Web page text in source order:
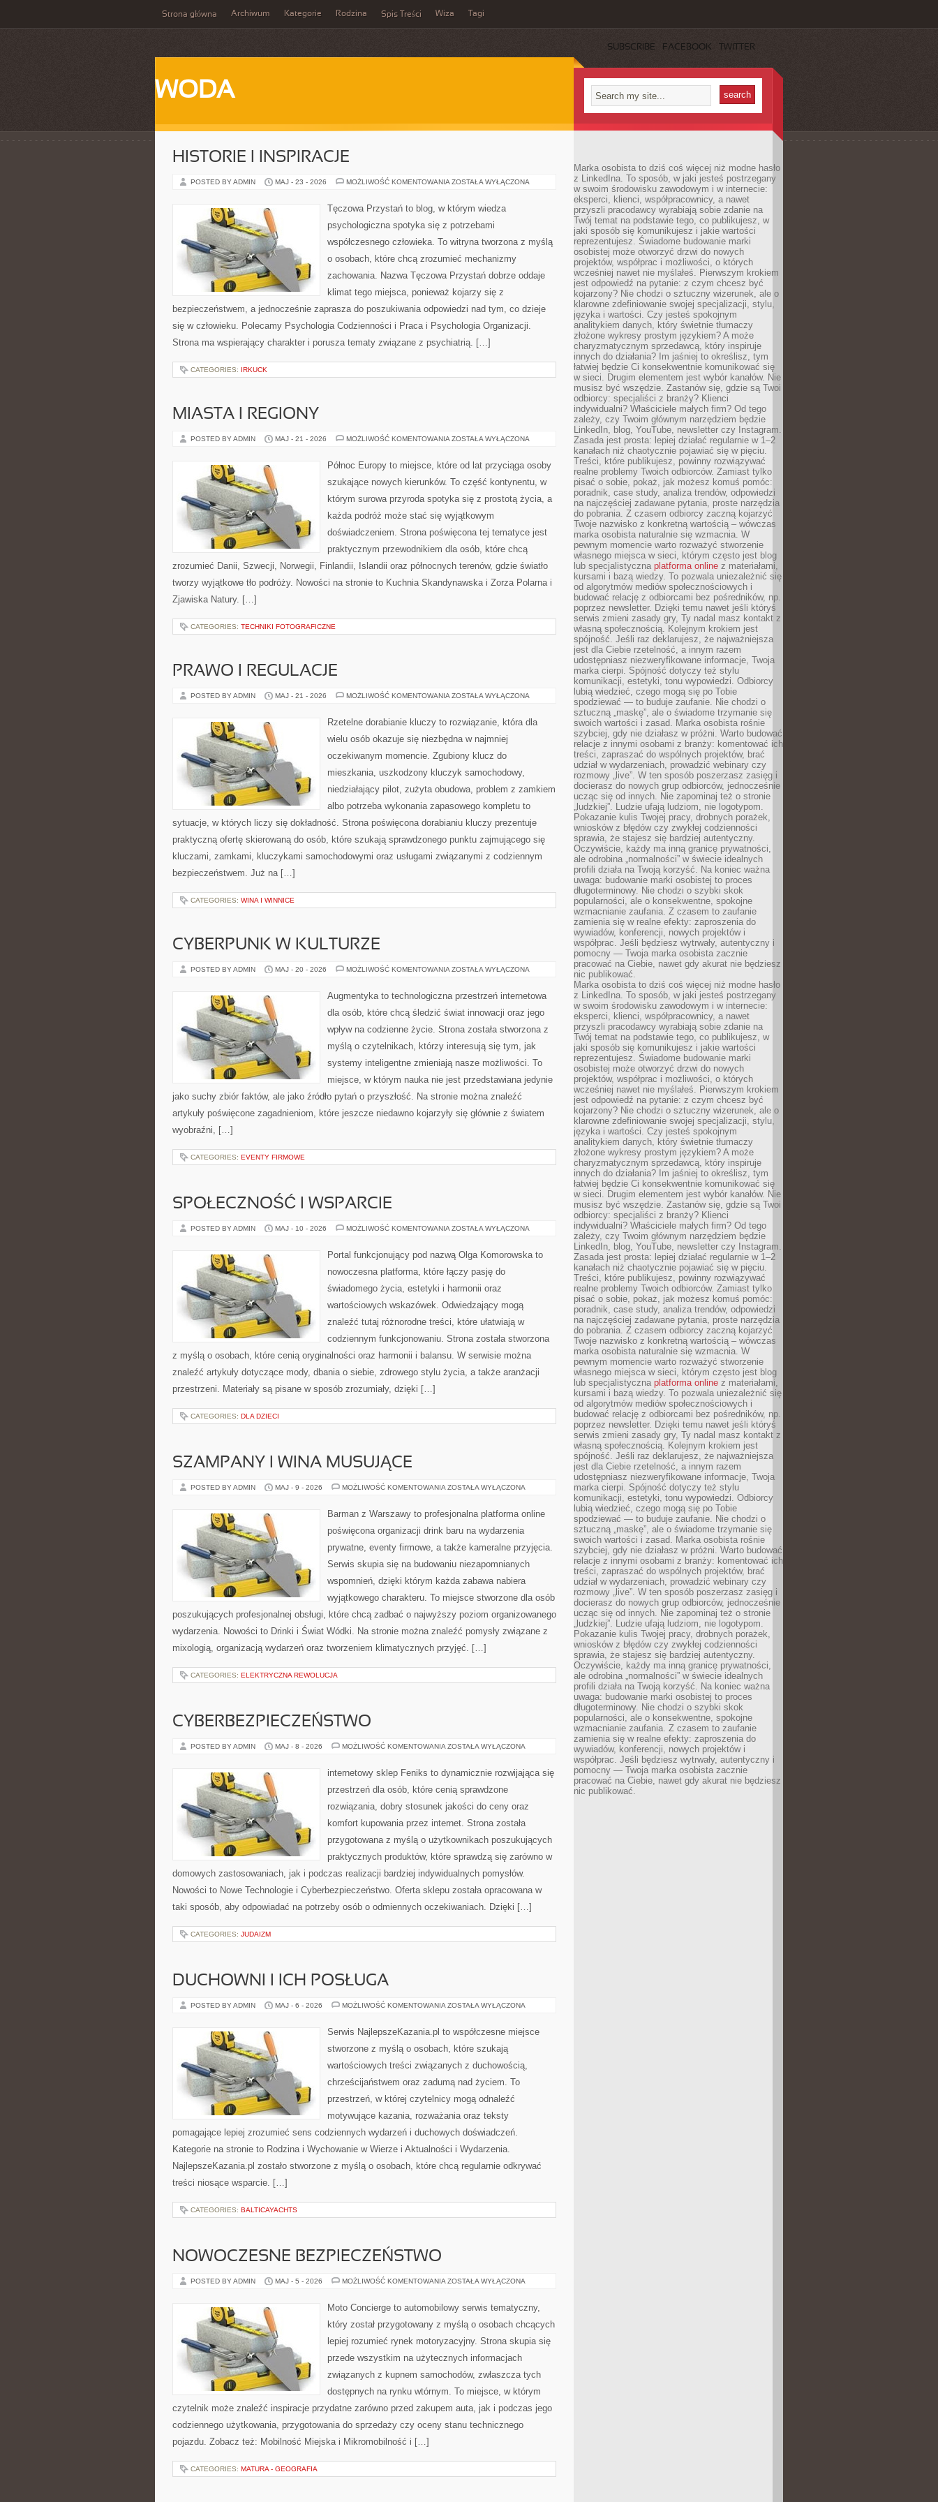
Strona główna Archiwum Kategorie Rodzina Spis Treści Wiza Tagi
SUBSCRIBE FACEBOOK TWITTER
WODA
HISTORIE I INSPIRACJE
POSTED BY ADMIN MAJ - 23 - 2026 MOŻLIWOŚĆ KOMENTOWANIA HISTORIE
ZOSTAŁA WYŁĄCZONA
Tęczowa Przystań to blog, w którym wiedza
psychologiczna spotyka się z potrzebami
współczesnego człowieka. To witryna tworzona z myślą
o osobach, które chcą zrozumieć mechanizmy
zachowania. Nazwa Tęczowa Przystań dobrze oddaje
klimat tego miejsca, ponieważ kojarzy się z
bezpieczeństwem, a jednocześnie zaprasza do poszukiwania odpowiedzi nad tym, co dzieje
się w człowieku. Polecamy Psychologia Codzienności i Praca i Psychologia Organizacji.
Strona ma wspierający charakter i porusza tematy związane z psychiatrią. […]
CATEGORIES: IRKUCK
MIASTA I REGIONY
POSTED BY ADMIN MAJ - 21 - 2026 MOŻLIWOŚĆ KOMENTOWANIA MIASTA
ZOSTAŁA WYŁĄCZONA
Północ Europy to miejsce, które od lat przyciąga osoby
szukające nowych kierunków. To część kontynentu, w
którym surowa przyroda spotyka się z prostotą życia, a
każda podróż może stać się wyjątkowym
doświadczeniem. Strona poświęcona tej tematyce jest
praktycznym przewodnikiem dla osób, które chcą
zrozumieć Danii, Szwecji, Norwegii, Finlandii, Islandii oraz północnych terenów, gdzie światło
tworzy wyjątkowe tło podróży. Nowości na stronie to Kuchnia Skandynawska i Zorza Polarna i
Zjawiska Natury. […]
CATEGORIES: TECHNIKI FOTOGRAFICZNE
PRAWO I REGULACJE
POSTED BY ADMIN MAJ - 21 - 2026 MOŻLIWOŚĆ KOMENTOWANIA PRAWO
ZOSTAŁA WYŁĄCZONA
Rzetelne dorabianie kluczy to rozwiązanie, która dla
wielu osób okazuje się niezbędna w najmniej
oczekiwanym momencie. Zgubiony klucz do
mieszkania, uszkodzony kluczyk samochodowy,
niedziałający pilot, zużyta obudowa, problem z zamkiem
albo potrzeba wykonania zapasowego kompletu to
sytuacje, w których liczy się dokładność. Strona poświęcona dorabianiu kluczy prezentuje
praktyczną ofertę skierowaną do osób, które szukają sprawdzonego punktu zajmującego się
kluczami, zamkami, kluczykami samochodowymi oraz usługami związanymi z codziennym
bezpieczeństwem. Już na […]
CATEGORIES: WINA I WINNICE
CYBERPUNK W KULTURZE
POSTED BY ADMIN MAJ - 20 - 2026 MOŻLIWOŚĆ KOMENTOWANIA CYBERPUNK
ZOSTAŁA WYŁĄCZONA
Augmentyka to technologiczna przestrzeń internetowa
dla osób, które chcą śledzić świat innowacji oraz jego
wpływ na codzienne życie. Strona została stworzona z
myślą o czytelnikach, którzy interesują się tym, jak
systemy inteligentne zmieniają nasze możliwości. To
miejsce, w którym nauka nie jest przedstawiana jedynie
jako suchy zbiór faktów, ale jako źródło pytań o przyszłość. Na stronie można znaleźć
artykuły poświęcone zagadnieniom, które jeszcze niedawno kojarzyły się głównie z światem
wyobraźni, […]
CATEGORIES: EVENTY FIRMOWE
SPOŁECZNOŚĆ I WSPARCIE
POSTED BY ADMIN MAJ - 10 - 2026 MOŻLIWOŚĆ KOMENTOWANIA SPOŁECZNOŚĆ
ZOSTAŁA WYŁĄCZONA
Portal funkcjonujący pod nazwą Olga Komorowska to
nowoczesna platforma, które łączy pasję do
świadomego życia, estetyki i harmonii oraz
wartościowych wskazówek. Odwiedzający mogą
znaleźć tutaj różnorodne treści, które ułatwiają w
codziennym funkcjonowaniu. Strona została stworzona
z myślą o osobach, które cenią oryginalności oraz harmonii i balansu. W serwisie można
znaleźć artykuły dotyczące mody, dbania o siebie, zdrowego stylu życia, a także aranżacji
przestrzeni. Materiały są pisane w sposób zrozumiały, dzięki […]
CATEGORIES: DLA DZIECI
SZAMPANY I WINA MUSUJĄCE
POSTED BY ADMIN MAJ - 9 - 2026 MOŻLIWOŚĆ KOMENTOWANIA SZAMPANY
MUSUJĄCE
ZOSTAŁA WYŁĄCZONA
Barman z Warszawy to profesjonalna platforma online
poświęcona organizacji drink baru na wydarzenia
prywatne, eventy firmowe, a także kameralne przyjęcia.
Serwis skupia się na budowaniu niezapomnianych
wspomnień, dzięki którym każda zabawa nabiera
wyjątkowego charakteru. To miejsce stworzone dla osób
poszukujących profesjonalnej obsługi, które chcą zadbać o najwyższy poziom organizowanego
wydarzenia. Nowości to Drinki i Świat Wódki. Na stronie można znaleźć pomysły związane z
mixologią, organizacją wydarzeń oraz tworzeniem klimatycznych przyjęć. […]
CATEGORIES: ELEKTRYCZNA REWOLUCJA
CYBERBEZPIECZEŃSTWO
POSTED BY ADMIN MAJ - 8 - 2026 MOŻLIWOŚĆ KOMENTOWANIA CYBERBEZPIECZEŃSTWO
ZOSTAŁA WYŁĄCZONA
internetowy sklep Feniks to dynamicznie rozwijająca się
przestrzeń dla osób, które cenią sprawdzone
rozwiązania, dobry stosunek jakości do ceny oraz
komfort kupowania przez internet. Strona została
przygotowana z myślą o użytkownikach poszukujących
praktycznych produktów, które sprawdzą się zarówno w
domowych zastosowaniach, jak i podczas realizacji bardziej indywidualnych pomysłów.
Nowości to Nowe Technologie i Cyberbezpieczeństwo. Oferta sklepu została opracowana w
taki sposób, aby odpowiadać na potrzeby osób o odmiennych oczekiwaniach. Dzięki […]
CATEGORIES: JUDAIZM
DUCHOWNI I ICH POSŁUGA
POSTED BY ADMIN MAJ - 6 - 2026 MOŻLIWOŚĆ KOMENTOWANIA DUCHOWNI
POSŁUGA
ZOSTAŁA WYŁĄCZONA
Serwis NajlepszeKazania.pl to współczesne miejsce
stworzone z myślą o osobach, które szukają
wartościowych treści związanych z duchowością,
chrześcijaństwem oraz zadumą nad życiem. To
przestrzeń, w której czytelnicy mogą odnaleźć
motywujące kazania, rozważania oraz teksty
pomagające lepiej zrozumieć sens codziennych wydarzeń i duchowych doświadczeń.
Kategorie na stronie to Rodzina i Wychowanie w Wierze i Aktualności i Wydarzenia.
NajlepszeKazania.pl zostało stworzone z myślą o osobach, które chcą regularnie odkrywać
treści niosące wsparcie. […]
CATEGORIES: BALTICAYACHTS
NOWOCZESNE BEZPIECZEŃSTWO
POSTED BY ADMIN MAJ - 5 - 2026 MOŻLIWOŚĆ KOMENTOWANIA NOWOCZESNE
ZOSTAŁA WYŁĄCZONA
Moto Concierge to automobilowy serwis tematyczny,
który został przygotowany z myślą o osobach chcących
lepiej rozumieć rynek motoryzacyjny. Strona skupia się
przede wszystkim na użytecznych informacjach
związanych z kupnem samochodów, zwłaszcza tych
dostępnych na rynku wtórnym. To miejsce, w którym
czytelnik może znaleźć inspiracje przydatne zarówno przed zakupem auta, jak i podczas jego
codziennego użytkowania, przygotowania do sprzedaży czy oceny stanu technicznego
pojazdu. Zobacz też: Mobilność Miejska i Mikromobilność i […]
CATEGORIES: MATURA - GEOGRAFIA
Marka osobista to dziś coś więcej niż modne hasło
z LinkedIna. To sposób, w jaki jesteś postrzegany
w swoim środowisku zawodowym i w internecie:
eksperci, klienci, współpracownicy, a nawet
przyszli pracodawcy wyrabiają sobie zdanie na
Twój temat na podstawie tego, co publikujesz, w
jaki sposób się komunikujesz i jakie wartości
reprezentujesz. Świadome budowanie marki
osobistej może otworzyć drzwi do nowych
projektów, współprac i możliwości, o których
wcześniej nawet nie myślałeś. Pierwszym krokiem
jest odpowiedź na pytanie: z czym chcesz być
kojarzony? Nie chodzi o sztuczny wizerunek, ale o
klarowne zdefiniowanie swojej specjalizacji, stylu,
języka i wartości. Czy jesteś spokojnym
analitykiem danych, który świetnie tłumaczy
złożone wykresy prostym językiem? A może
charyzmatycznym sprzedawcą, który inspiruje
innych do działania? Im jaśniej to określisz, tym
łatwiej będzie Ci konsekwentnie komunikować się
w sieci. Drugim elementem jest wybór kanałów. Nie
musisz być wszędzie. Zastanów się, gdzie są Twoi
odbiorcy: specjaliści z branży? Klienci
indywidualni? Właściciele małych firm? Od tego
zależy, czy Twoim głównym narzędziem będzie
LinkedIn, blog, YouTube, newsletter czy Instagram.
Zasada jest prosta: lepiej działać regularnie w 1–2
kanałach niż chaotycznie pojawiać się w pięciu.
Treści, które publikujesz, powinny rozwiązywać
realne problemy Twoich odbiorców. Zamiast tylko
pisać o sobie, pokaż, jak możesz komuś pomóc:
poradnik, case study, analiza trendów, odpowiedzi
na najczęściej zadawane pytania, proste narzędzia
do pobrania. Z czasem odbiorcy zaczną kojarzyć
Twoje nazwisko z konkretną wartością – wówczas
marka osobista naturalnie się wzmacnia. W
pewnym momencie warto rozważyć stworzenie
własnego miejsca w sieci, którym często jest blog
lub specjalistyczna platforma online z materiałami,
kursami i bazą wiedzy. To pozwala uniezależnić się
od algorytmów mediów społecznościowych i
budować relację z odbiorcami bez pośredników, np.
poprzez newsletter. Dzięki temu nawet jeśli któryś
serwis zmieni zasady gry, Ty nadal masz kontakt z
własną społecznością. Kolejnym krokiem jest
spójność. Jeśli raz deklarujesz, że najważniejsza
jest dla Ciebie rzetelność, a innym razem
udostępniasz niezweryfikowane informacje, Twoja
marka cierpi. Spójność dotyczy też stylu
komunikacji, estetyki, tonu wypowiedzi. Odbiorcy
lubią wiedzieć, czego mogą się po Tobie
spodziewać — to buduje zaufanie. Nie chodzi o
sztuczną „maskę”, ale o świadome trzymanie się
swoich wartości i zasad. Marka osobista rośnie
szybciej, gdy nie działasz w próżni. Warto budować
relacje z innymi osobami z branży: komentować ich
treści, zapraszać do wspólnych projektów, brać
udział w wydarzeniach, prowadzić webinary czy
rozmowy „live”. W ten sposób poszerzasz zasięg i
docierasz do nowych grup odbiorców, jednocześnie
ucząc się od innych. Nie zapominaj też o stronie
„ludzkiej”. Ludzie ufają ludziom, nie logotypom.
Pokazanie kulis Twojej pracy, drobnych porażek,
wniosków z błędów czy zwykłej codzienności
sprawia, że stajesz się bardziej autentyczny.
Oczywiście, każdy ma inną granicę prywatności,
ale odrobina „normalności” w świecie idealnych
profili działa na Twoją korzyść. Na koniec ważna
uwaga: budowanie marki osobistej to proces
długoterminowy. Nie chodzi o szybki skok
popularności, ale o konsekwentne, spokojne
wzmacnianie zaufania. Z czasem to zaufanie
zamienia się w realne efekty: zaproszenia do
wywiadów, konferencji, nowych projektów i
współprac. Jeśli będziesz wytrwały, autentyczny i
pomocny — Twoja marka osobista zacznie
pracować na Ciebie, nawet gdy akurat nie będziesz
nic publikować.
Marka osobista to dziś coś więcej niż modne hasło
z LinkedIna. To sposób, w jaki jesteś postrzegany
w swoim środowisku zawodowym i w internecie:
eksperci, klienci, współpracownicy, a nawet
przyszli pracodawcy wyrabiają sobie zdanie na
Twój temat na podstawie tego, co publikujesz, w
jaki sposób się komunikujesz i jakie wartości
reprezentujesz. Świadome budowanie marki
osobistej może otworzyć drzwi do nowych
projektów, współprac i możliwości, o których
wcześniej nawet nie myślałeś. Pierwszym krokiem
jest odpowiedź na pytanie: z czym chcesz być
kojarzony? Nie chodzi o sztuczny wizerunek, ale o
klarowne zdefiniowanie swojej specjalizacji, stylu,
języka i wartości. Czy jesteś spokojnym
analitykiem danych, który świetnie tłumaczy
złożone wykresy prostym językiem? A może
charyzmatycznym sprzedawcą, który inspiruje
innych do działania? Im jaśniej to określisz, tym
łatwiej będzie Ci konsekwentnie komunikować się
w sieci. Drugim elementem jest wybór kanałów. Nie
musisz być wszędzie. Zastanów się, gdzie są Twoi
odbiorcy: specjaliści z branży? Klienci
indywidualni? Właściciele małych firm? Od tego
zależy, czy Twoim głównym narzędziem będzie
LinkedIn, blog, YouTube, newsletter czy Instagram.
Zasada jest prosta: lepiej działać regularnie w 1–2
kanałach niż chaotycznie pojawiać się w pięciu.
Treści, które publikujesz, powinny rozwiązywać
realne problemy Twoich odbiorców. Zamiast tylko
pisać o sobie, pokaż, jak możesz komuś pomóc:
poradnik, case study, analiza trendów, odpowiedzi
na najczęściej zadawane pytania, proste narzędzia
do pobrania. Z czasem odbiorcy zaczną kojarzyć
Twoje nazwisko z konkretną wartością – wówczas
marka osobista naturalnie się wzmacnia. W
pewnym momencie warto rozważyć stworzenie
własnego miejsca w sieci, którym często jest blog
lub specjalistyczna platforma online z materiałami,
kursami i bazą wiedzy. To pozwala uniezależnić się
od algorytmów mediów społecznościowych i
budować relację z odbiorcami bez pośredników, np.
poprzez newsletter. Dzięki temu nawet jeśli któryś
serwis zmieni zasady gry, Ty nadal masz kontakt z
własną społecznością. Kolejnym krokiem jest
spójność. Jeśli raz deklarujesz, że najważniejsza
jest dla Ciebie rzetelność, a innym razem
udostępniasz niezweryfikowane informacje, Twoja
marka cierpi. Spójność dotyczy też stylu
komunikacji, estetyki, tonu wypowiedzi. Odbiorcy
lubią wiedzieć, czego mogą się po Tobie
spodziewać — to buduje zaufanie. Nie chodzi o
sztuczną „maskę”, ale o świadome trzymanie się
swoich wartości i zasad. Marka osobista rośnie
szybciej, gdy nie działasz w próżni. Warto budować
relacje z innymi osobami z branży: komentować ich
treści, zapraszać do wspólnych projektów, brać
udział w wydarzeniach, prowadzić webinary czy
rozmowy „live”. W ten sposób poszerzasz zasięg i
docierasz do nowych grup odbiorców, jednocześnie
ucząc się od innych. Nie zapominaj też o stronie
„ludzkiej”. Ludzie ufają ludziom, nie logotypom.
Pokazanie kulis Twojej pracy, drobnych porażek,
wniosków z błędów czy zwykłej codzienności
sprawia, że stajesz się bardziej autentyczny.
Oczywiście, każdy ma inną granicę prywatności,
ale odrobina „normalności” w świecie idealnych
profili działa na Twoją korzyść. Na koniec ważna
uwaga: budowanie marki osobistej to proces
długoterminowy. Nie chodzi o szybki skok
popularności, ale o konsekwentne, spokojne
wzmacnianie zaufania. Z czasem to zaufanie
zamienia się w realne efekty: zaproszenia do
wywiadów, konferencji, nowych projektów i
współprac. Jeśli będziesz wytrwały, autentyczny i
pomocny — Twoja marka osobista zacznie
pracować na Ciebie, nawet gdy akurat nie będziesz
nic publikować.